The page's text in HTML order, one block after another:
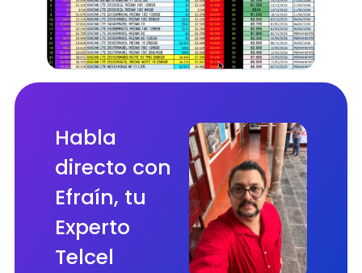
Habla
directo con
Efraín, tu
Experto
Telcel